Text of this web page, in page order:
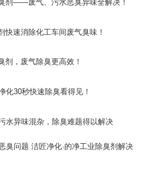
剂——废气、污水恶臭异味全解决！
快速消除化工车间废气臭味！
剂，废气除臭更高效！
化30秒快速除臭看得见！
水异味混杂，除臭难题得以解决
臭问题 洁匠净化·的净工业除臭剂解决